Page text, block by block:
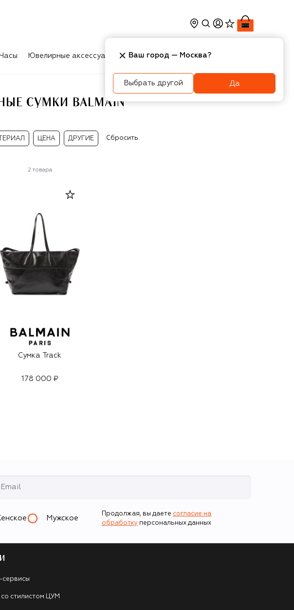
Ювелирные аксессуары Косметика Интерьер
СУМКИ BALMAIN
ЦЕНА ДРУГИЕ Сбросить
2 товара
Сумка Track
178 000 ₽
Мужское
Продолжая, вы даете согласие на
обработку персональных данных
сервисы
стилистом ЦУМ
Ваш город — Москва?
Выбрать другой Да